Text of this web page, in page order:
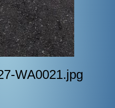
WA0021.jpg